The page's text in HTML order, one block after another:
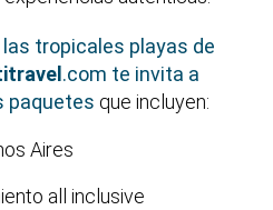
las tropicales playas de
.com te invita a
paquetes que incluyen:
Aires
all inclusive